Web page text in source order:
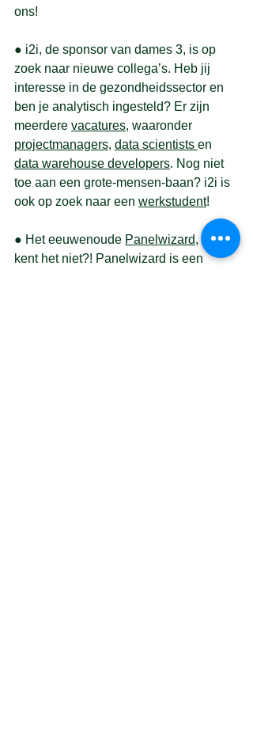
ons!
● i2i, de sponsor van dames 3, is op
zoek naar nieuwe collega’s. Heb jij
interesse in de gezondheidssector en
ben je analytisch ingesteld? Er zijn
meerdere vacatures, waaronder
projectmanagers, data scientists en
data warehouse developers. Nog niet
toe aan een grote-mensen-baan? i2i is
ook op zoek naar een werkstudent!
● Het eeuwenoude Panelwizard, wie
kent het niet?! Panelwizard is een